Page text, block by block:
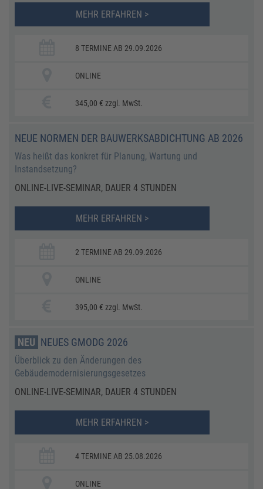
MEHR ERFAHREN >
8 TERMINE AB 29.09.2026
ONLINE
345,00 € zzgl. MwSt.
NEUE NORMEN DER BAUWERKSABDICHTUNG AB 2026
Was heißt das konkret für Planung, Wartung und
Instandsetzung?
ONLINE-LIVE-SEMINAR, DAUER 4 STUNDEN
MEHR ERFAHREN >
2 TERMINE AB 29.09.2026
ONLINE
395,00 € zzgl. MwSt.
NEU NEUES GMODG 2026
Überblick zu den Änderungen des
Gebäudemodernisierungsgesetzes
ONLINE-LIVE-SEMINAR, DAUER 4 STUNDEN
MEHR ERFAHREN >
4 TERMINE AB 25.08.2026
ONLINE